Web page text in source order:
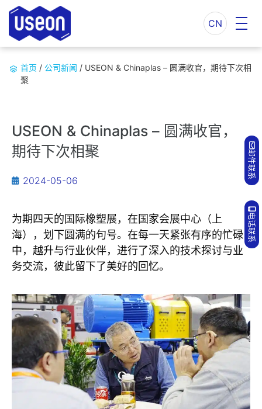
CN
首页 / 公司新闻 / USEON & Chinaplas – 圆满收官，期待下次相
聚
USEON & Chinaplas – 圆满收官，
期待下次相聚
2024-05-06
为期四天的国际橡塑展，在国家会展中心（上
海），划下圆满的句号。在每一天紧张有序的忙碌
中，越升与行业伙伴，进行了深入的技术探讨与业
务交流，彼此留下了美好的回忆。
邮件联系
电话联系